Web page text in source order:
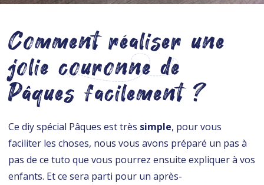
Comment réaliser une
jolie couronne de
Pâques facilement ?
Ce diy spécial Pâques est très simple, pour vous
faciliter les choses, nous vous avons préparé un pas à
pas de ce tuto que vous pourrez ensuite expliquer à vos
enfants. Et ce sera parti pour un après-